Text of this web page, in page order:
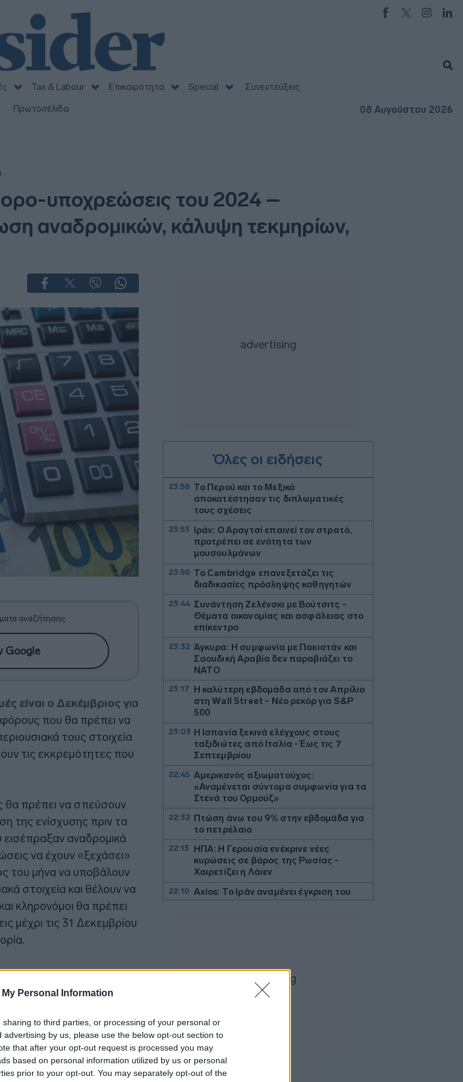
Personal Information
to third parties, or processing of your personal or
by us, please use the below opt-out section to
that after your opt-out request is processed you may
based on personal information utilized by us or personal
prior to your opt-out. You may separately opt-out of the
Tax & Labour Επικαιρότητα Special
Συνεντεύξεις
Πρωτοσέλιδα
08 Αυγούστου 2026
υποχρεώσεις του 2024 –
αναδρομικών, κάλυψη τεκμηρίων,
αναζήτησης.
Google
είναι ο Δεκέμβριος για
που θα πρέπει να
τους στοιχεία
τις εκκρεμότητες που
θα πρέπει να σπεύσουν
της ενίσχυσης πριν τα
εισέπραξαν αναδρομικά
να έχουν «ξεχάσει»
του μήνα να υποβάλουν
στοιχεία και θέλουν να
κληρονόμοι θα πρέπει
μέχρι τις 31 Δεκεμβρίου
Όλες οι ειδήσεις
23:58 Το Περού και το Μεξικό
αποκατέστησαν τις διπλωματικές
τους σχέσεις
23:53 Ιράν: Ο Αραγτσί επαινεί τον στρατό,
προτρέπει σε ενότητα των
μουσουλμάνων
23:50 Το Cambridge επανεξετάζει τις
διαδικασίες πρόσληψης καθηγητών
23:44 Συνάντηση Ζελένσκι με Βούτσιτς -
Θέματα οικονομίας και ασφάλειας στο
επίκεντρο
23:32 Άγκυρα: Η συμφωνία με Πακιστάν και
Σαουδική Αραβία δεν παραβιάζει το
ΝΑΤΟ
23:17 Η καλύτερη εβδομάδα από τον Απρίλιο
στη Wall Street - Νέο ρεκόρ για S&P
500
23:03 Η Ισπανία ξεκινά ελέγχους στους
ταξιδιώτες από Ιταλία - Έως τις 7
Σεπτεμβρίου
22:45 Αμερικανός αξιωματούχος:
«Αναμένεται σύντομα συμφωνία για τα
Στενά του Ορμούζ»
22:32 Πτώση άνω του 9% στην εβδομάδα για
το πετρέλαιο
22:13
ΗΠΑ: Η Γερουσία ενέκρινε νέες
κυρώσεις σε βάρος της Ρωσίας -
Χαιρετίζει η Λάιεν
22:10 Axios: Το Ιράν αναμένει έγκριση του
Συμβουλίου Ασφαλείας για τη
ΔΕΘ - HELEXPO: Αναρτήθηκε ο
204,6 εκατ. ευρώ
21:39 Σκέρτσος: «Το ΠΑΣΟΚ υποκαθιστά την
οικονομική ανάλυση με πολιτική
προπαγάνδα»